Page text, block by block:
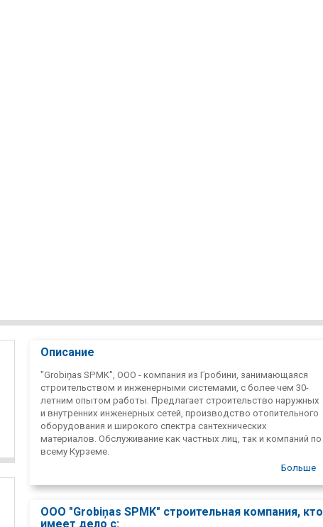
Описание
"Grobiņas SPMK", ООО - компания из Гробини, занимающаяся
строительством и инженерными системами, с более чем 30-
летним опытом работы. Предлагает строительство наружных
и внутренних инженерных сетей, производство отопительного
оборудования и широкого спектра сантехнических
материалов. Обслуживание как частных лиц, так и компаний по
всему Курземе.
Больше
ООО "Grobiņas SPMK" строительная компания, кто
имеет дело с: